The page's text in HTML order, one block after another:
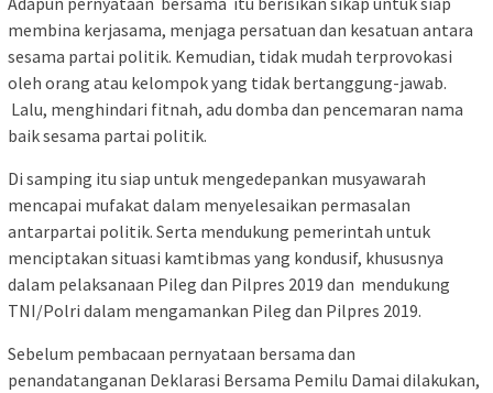
membina kerjasama, menjaga persatuan dan kesatuan antara
sesama partai politik. Kemudian, tidak mudah terprovokasi
oleh orang atau kelompok yang tidak bertanggung-jawab.
Lalu, menghindari fitnah, adu domba dan pencemaran nama
baik sesama partai politik.
Di samping itu siap untuk mengedepankan musyawarah
mencapai mufakat dalam menyelesaikan permasalan
antarpartai politik. Serta mendukung pemerintah untuk
menciptakan situasi kamtibmas yang kondusif, khususnya
dalam pelaksanaan Pileg dan Pilpres 2019 dan mendukung
TNI/Polri dalam mengamankan Pileg dan Pilpres 2019.
Sebelum pembacaan pernyataan bersama dan
penandatanganan Deklarasi Bersama Pemilu Damai dilakukan,